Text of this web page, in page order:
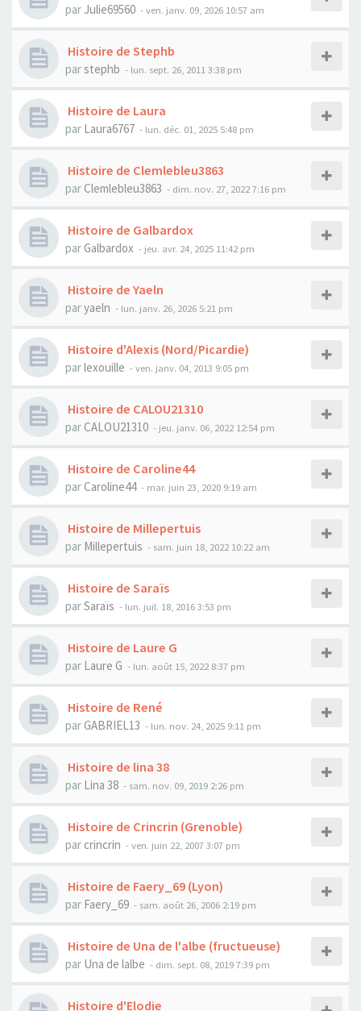
par Julie69560 - ven. janv. 09, 2026 10:57 am
Histoire de Stephb
parstephb - lun. sept. 26, 2011 3:38 pm
Histoire de Laura
par Laura6767 - lun. déc. 01, 2025 5:48 pm
Histoire de Clemlebleu3863
par Clemlebleu3863 - dim. nov. 27, 2022 7:16 pm
Histoire de Galbardox
parGalbardox - jeu. avr. 24, 2025 11:42 pm
Histoire de Yaeln
paryaeln - lun. janv. 26, 2026 5:21 pm
Histoire d'Alexis (Nord/Picardie)
parlexouille - ven. janv. 04, 2013 9:05 pm
Histoire de CALOU21310
par CALOU21310 - jeu. janv. 06, 2022 12:54 pm
Histoire de Caroline44
parCaroline44 - mar. juin 23, 2020 9:19 am
Histoire de Millepertuis
par Millepertuis - sam. juin 18, 2022 10:22 am
Histoire de Saraïs
parSaraïs - lun. juil. 18, 2016 3:53 pm
Histoire de Laure G
par Laure G - lun. août 15, 2022 8:37 pm
Histoire de René
parGABRIEL13 - lun. nov. 24, 2025 9:11 pm
Histoire de lina 38
par Lina 38 - sam. nov. 09, 2019 2:26 pm
Histoire de Crincrin (Grenoble)
par crincrin - ven. juin 22, 2007 3:07 pm
Histoire de Faery_69 (Lyon)
par Faery_69 - sam. août 26, 2006 2:19 pm
Histoire de Una de l'albe (fructueuse)
par Una de lalbe - dim. sept. 08, 2019 7:39 pm
Histoire d'Elodie